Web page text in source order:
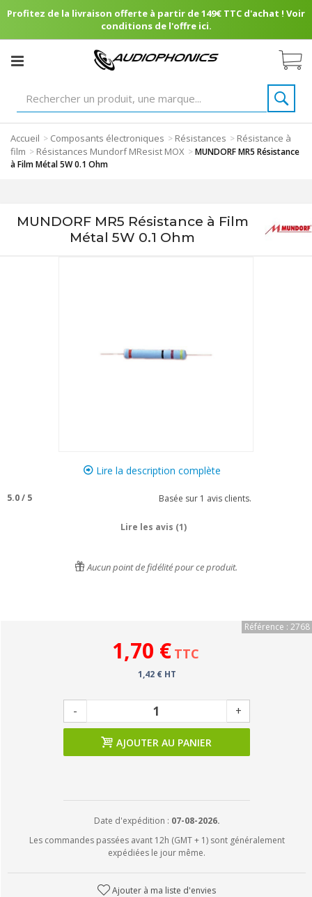
Profitez de la livraison offerte à partir de 149€ TTC d'achat ! Voir
conditions de l'offre ici.
Accueil > Composants électroniques > Résistances > Résistance à
film > Résistances Mundorf MResist MOX >MUNDORF MR5 Résistance
à Film Métal 5W 0.1 Ohm
MUNDORF MR5 Résistance à Film
Métal 5W 0.1 Ohm
Lire la description complète
5.0/ 5 Basée sur 1 avis clients.
Lire les avis (1)
Aucun point de fidélité pour ce produit.
Référence : 2768
1,70 € TTC
1,42 € HT
- +
AJOUTER AU PANIER
Date d'expédition : 07-08-2026.
Les commandes passées avant 12h (GMT + 1) sont généralement
expédiées le jour même.
Ajouter à ma liste d'envies